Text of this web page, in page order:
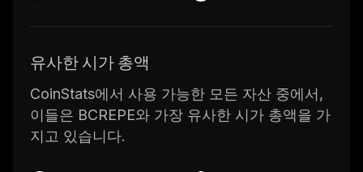
유사한 시가 총액
CoinStats에서 사용 가능한 모든 자산 중에서,
이들은 BCREPE와 가장 유사한 시가 총액을 가
지고 있습니다.